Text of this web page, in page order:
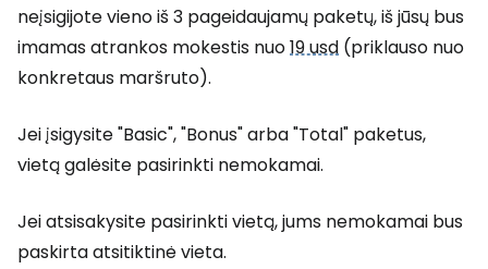
neįsigijote vieno iš 3 pageidaujamų paketų, iš jūsų bus
imamas atrankos mokestis nuo19 usd (priklauso nuo
konkretaus maršruto).
Jei įsigysite "Basic", "Bonus" arba "Total" paketus,
vietą galėsite pasirinkti nemokamai.
Jei atsisakysite pasirinkti vietą, jums nemokamai bus
paskirta atsitiktinė vieta.